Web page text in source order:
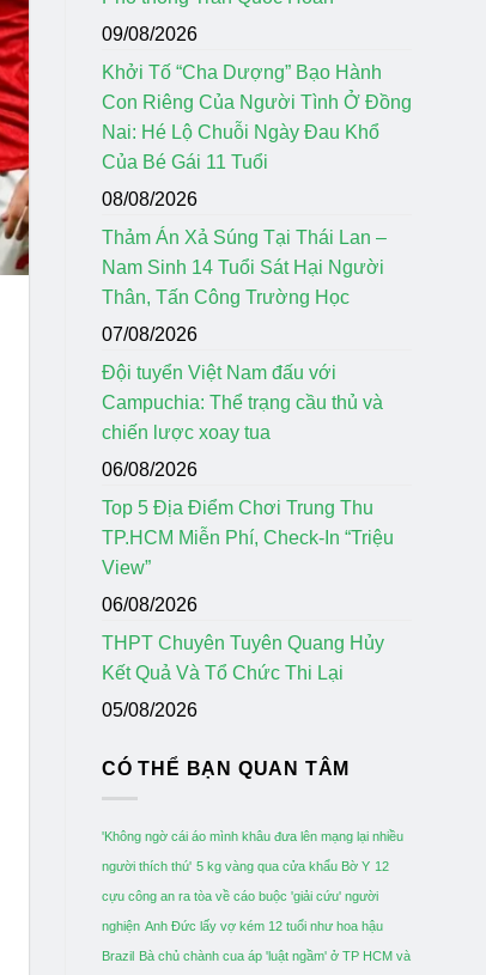
09/08/2026
Khởi Tố “Cha Dượng” Bạo Hành
Con Riêng Của Người Tình Ở Đồng
Nai: Hé Lộ Chuỗi Ngày Đau Khổ
Của Bé Gái 11 Tuổi
08/08/2026
Thảm Án Xả Súng Tại Thái Lan –
Nam Sinh 14 Tuổi Sát Hại Người
Thân, Tấn Công Trường Học
07/08/2026
Đội tuyển Việt Nam đấu với
Campuchia: Thể trạng cầu thủ và
chiến lược xoay tua
06/08/2026
Top 5 Địa Điểm Chơi Trung Thu
TP.HCM Miễn Phí, Check-In “Triệu
View”
06/08/2026
THPT Chuyên Tuyên Quang Hủy
Kết Quả Và Tổ Chức Thi Lại
05/08/2026
CÓ THỂ BẠN QUAN TÂM
'Không ngờ cái áo mình khâu đưa lên mạng lại nhiều
người thích thú' 5 kg vàng qua cửa khẩu Bờ Y 12
cựu công an ra tòa về cáo buộc 'giải cứu' người
nghiện Anh Đức lấy vợ kém 12 tuổi như hoa hậu
Brazil Bà chủ chành cua áp 'luật ngầm' ở TP HCM và